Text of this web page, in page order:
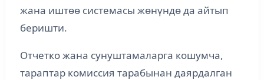
жана иштөө системасы жөнүндө да айтып
беришти.
Отчетко жана сунуштамаларга кошумча,
тараптар комиссия тарабынан даярдалган